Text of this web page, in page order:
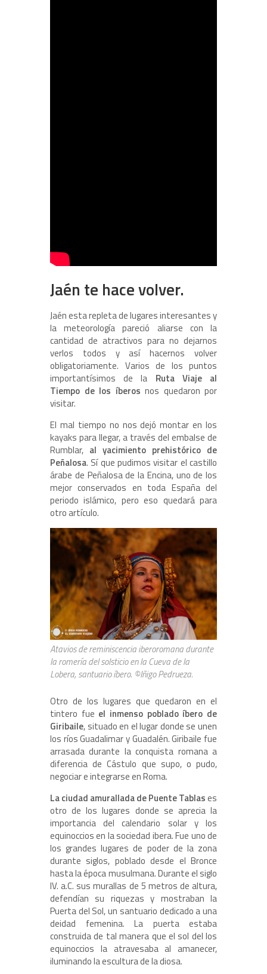
Jaén te hace volver.
Jaén esta repleta de lugares interesantes y
la meteorología pareció aliarse con la
cantidad de atractivos para no dejarnos
verlos todos y así hacernos volver
obligatoriamente. Varios de los puntos
importantísimos de la Ruta Viaje al
Tiempo de los íberos nos quedaron por
visitar.
El mal tiempo no nos dejó montar en los
kayaks para llegar, a través del embalse de
Rumblar, al yacimiento prehistórico de
Peñalosa. Sí que pudimos visitar el castillo
árabe de Peñalosa de la Encina, uno de los
mejor conservados en toda España del
periodo islámico, pero eso quedará para
otro artículo.
Atavios de reminiscencia iberoromana durante
la romería del solsticio en la Cueva de la
Lobera, santuario íbero. ©Iñigo Pedrueza.
Otro de los lugares que quedaron en el
tintero fue el inmenso poblado íbero de
Giribaile, situado en el lugar donde se unen
los ríos Guadalimar y Guadalén. Giribaile fue
arrasada durante la conquista romana a
diferencia de Cástulo que supo, o pudo,
negociar e integrarse en Roma.
La ciudad amurallada de Puente Tablases
otro de los lugares donde se aprecia la
importancia del calendario solar y los
equinoccios en la sociedad ibera. Fue uno de
los grandes lugares de poder de la zona
durante siglos, poblado desde el Bronce
hasta la época musulmana. Durante el siglo
IV. a.C. sus murallas de 5 metros de altura,
defendían su riquezas y mostraban la
Puerta del Sol, un santuario dedicado a una
deidad femenina. La puerta estaba
construida de tal manera que el sol del los
equinoccios la atravesaba al amanecer,
iluminando la escultura de la diosa.